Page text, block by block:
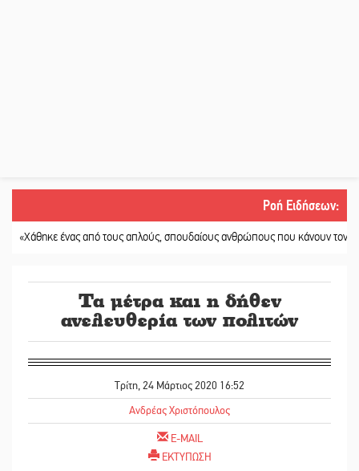
Ροή Ειδήσεων:
ένας από τους απλούς, σπουδαίους ανθρώπους που κάνουν τον κόσμο
Τα μέτρα και η δήθεν
ανελευθερία των πολιτών
Τρίτη, 24 Μάρτιος 2020 16:52
Ανδρέας Χριστόπουλος
E-MAIL
ΕΚΤΥΠΩΣΗ